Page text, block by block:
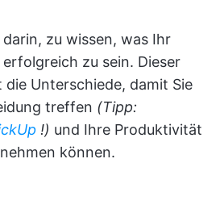
zu wissen, was Ihr
zu sein. Dieser
Unterschiede, damit Sie
treffen (Tipp:
!) und Ihre Produktivität
können.